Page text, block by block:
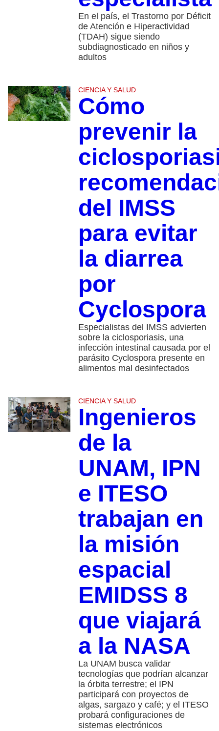
En el país, el Trastorno por Déficit
de Atención e Hiperactividad
(TDAH) sigue siendo
subdiagnosticado en niños y
adultos
CIENCIA Y SALUD
Cómo
prevenir la
del IMSS
para evitar
la diarrea
por
Cyclospora
Especialistas del IMSS advierten
sobre la ciclosporiasis, una
infección intestinal causada por el
parásito Cyclospora presente en
alimentos mal desinfectados
CIENCIA Y SALUD
Ingenieros
de la
UNAM, IPN
e ITESO
trabajan en
la misión
espacial
EMIDSS 8
que viajará
a la NASA
La UNAM busca validar
tecnologías que podrían alcanzar
la órbita terrestre; el IPN
participará con proyectos de
algas, sargazo y café; y el ITESO
probará configuraciones de
sistemas electrónicos